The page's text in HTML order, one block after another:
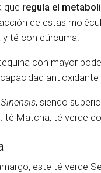
que regula el
de estas
té con cúrcuma.
con mayor
antioxidante
, siendo
té Matcha, té verde
este té verde